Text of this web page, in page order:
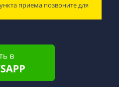
приема позвоните для